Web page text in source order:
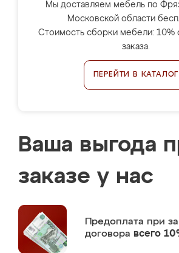
Мы доставляем мебель по
Московской области
Стоимость сборки мебели: 10%
заказа.
ПЕРЕЙТИ В КАТАЛОГ
Ваша выгода
заказе у нас
Предоплата при
договора всего